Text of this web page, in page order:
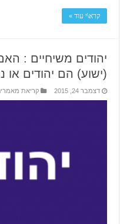
קרא\י עוד »
יהודים משיחיים :
(ישוע) הם יהודים או
דצמבר 24, 2015 קריאת